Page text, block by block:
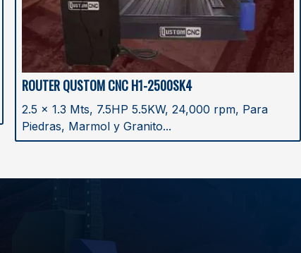
ROUTER QUSTOM CNC H1-2500SK4
2.5 x 1.3 Mts, 7.5HP 5.5KW, 24,000 rpm, Para
Piedras, Marmol y Granito...